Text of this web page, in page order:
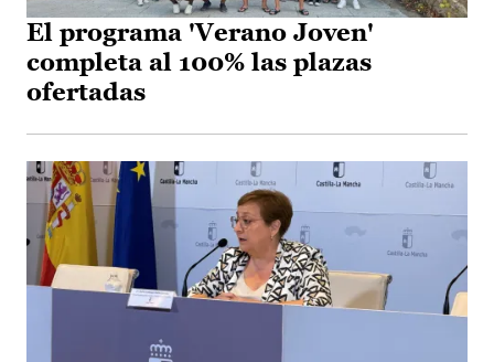
El programa 'Verano Joven'
completa al 100% las plazas
ofertadas